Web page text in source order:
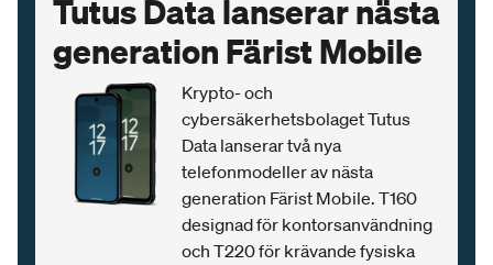
Tutus Data lanserar nästa
generation Färist Mobile
Krypto- och
cybersäkerhetsbolaget Tutus
Data lanserar två nya
telefonmodeller av nästa
generation Färist Mobile. T160
designad för kontorsanvändning
och T220 för krävande fysiska